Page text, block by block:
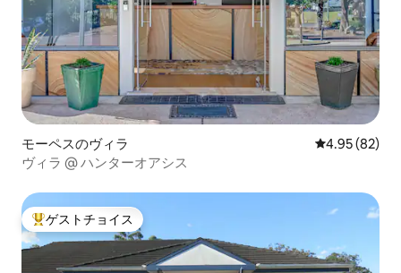
モーペスのヴィラ レビュー82
4.95 (82)
ヴィラ @ ハンターオアシス
大好評のゲストチョイスです。
ゲストチョイス